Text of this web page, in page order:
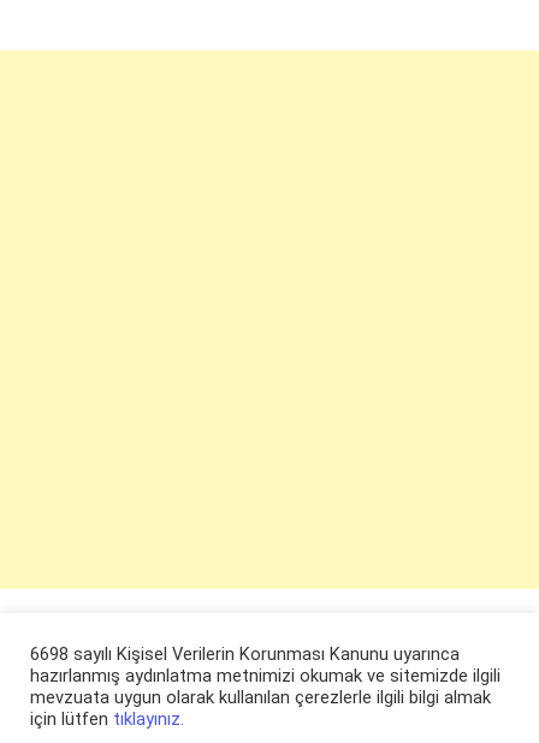
6698 sayılı Kişisel Verilerin Korunması Kanunu uyarınca
hazırlanmış aydınlatma metnimizi okumak ve sitemizde ilgili
mevzuata uygun olarak kullanılan çerezlerle ilgili bilgi almak
için lütfen tıklayınız.